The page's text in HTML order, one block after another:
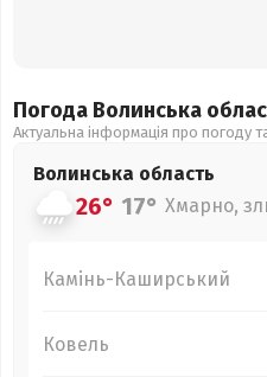
Погода Волинська
Актуальна інформація про погоду
Волинська область
26° 17° Хмарно,
Камінь-Каширський
Ковель